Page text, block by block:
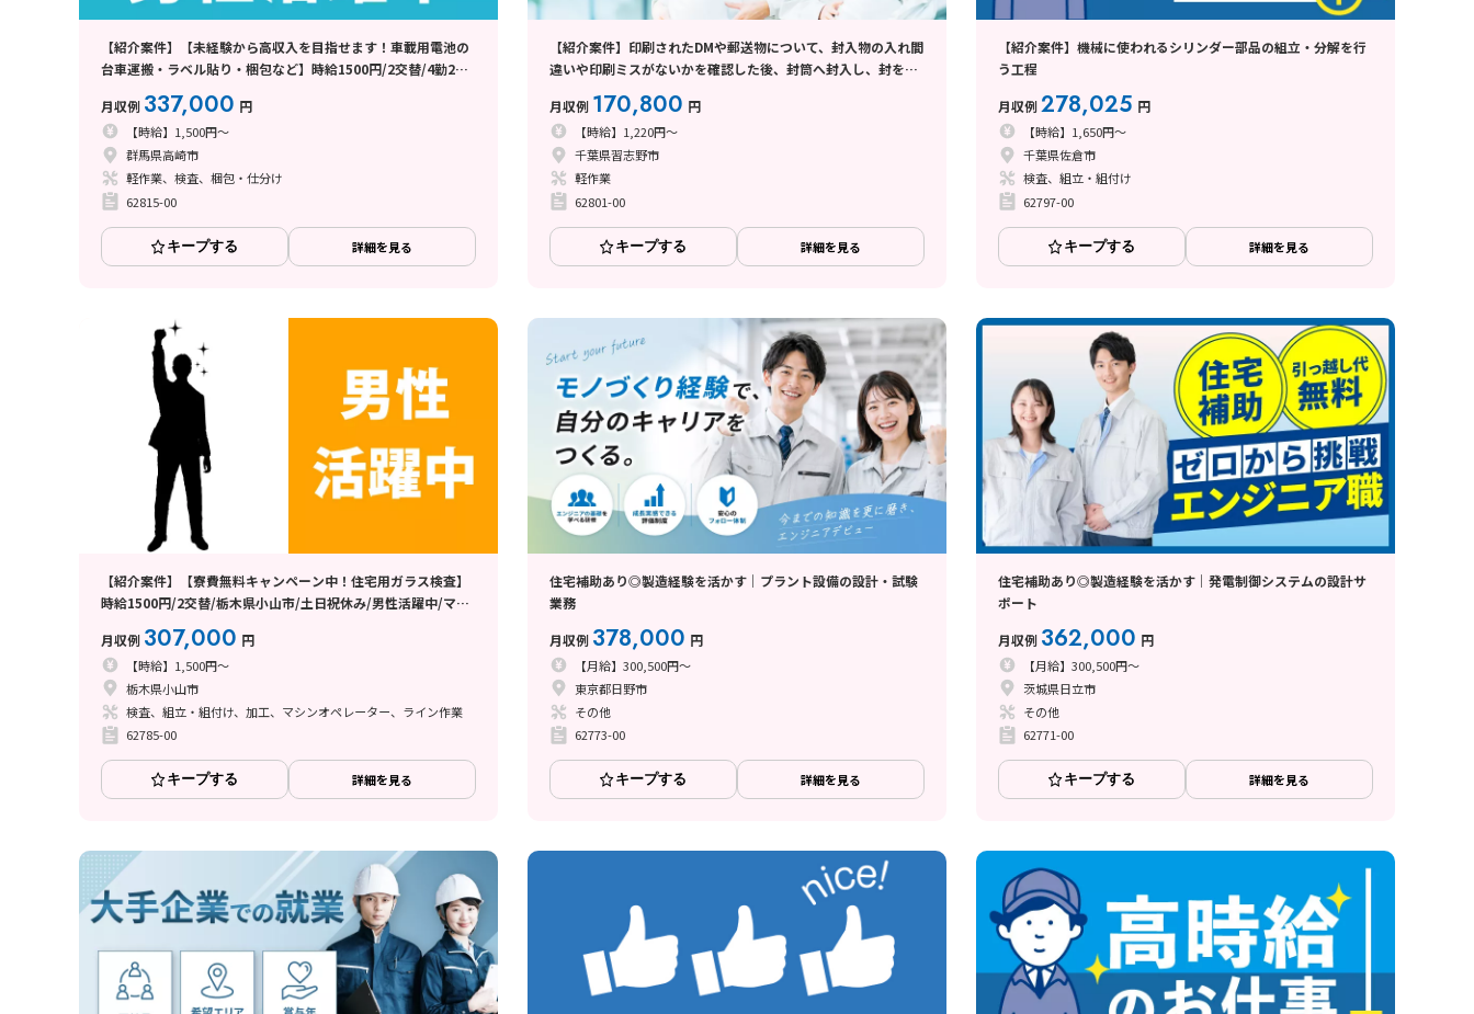
【紹介案件】【未経験から高収入を目指せます！車載用電池の
台車運搬・ラベル貼り・梱包など】時給1500円/2交替/4勤2
休・シフト制/月5万円の寮費補助あり/月収例33.7万円以上◎
月収例 337,000 円
【時給】1,500円～
群馬県高崎市
軽作業、検査、梱包・仕分け
62815-00
キープする 詳細を見る
【紹介案件】印刷されたDMや郵送物について、封入物の入れ間
違いや印刷ミスがないかを確認した後、封筒へ封入し、封をす
月収例 170,800 円
【時給】1,220円～
千葉県習志野市
軽作業
62801-00
キープする 詳細を見る
【紹介案件】機械に使われるシリンダー部品の組立・分解を行
う工程
月収例278,025 円
【時給】1,650円～
千葉県佐倉市
検査、組立・組付け
62797-00
キープする 詳細を見る
【紹介案件】【寮費無料キャンペーン中！住宅用ガラス検査】
時給1500円/2交替/栃木県小山市/土日祝休み/男性活躍中/マイ
レシイ♪
月収例 307,000 円
【時給】1,500円～
栃木県小山市
検査、組立・組付け、加工、マシンオペレーター、ライン作業
62785-00
キープする 詳細を見る
住宅補助あり◎製造経験を活かす｜プラント設備の設計・試験
業務
月収例 378,000 円
【月給】300,500円～
東京都日野市
その他
62773-00
キープする 詳細を見る
住宅補助あり◎製造経験を活かす｜発電制御システムの設計サ
ポート
月収例 362,000 円
【月給】300,500円～
茨城県日立市
その他
62771-00
キープする 詳細を見る